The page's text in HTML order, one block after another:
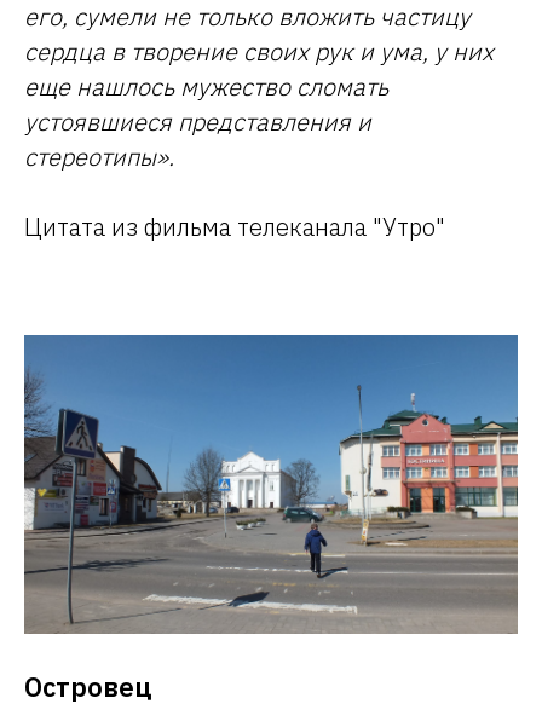
его, сумели не только вложить частицу
сердца в творение своих рук и ума, у них
еще нашлось мужество сломать
устоявшиеся представления и
стереотипы».
Цитата из фильма телеканала "Утро"
Островец